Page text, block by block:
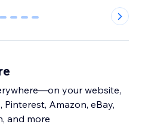
2 3 4 5
your website,
Amazon, eBay,
and more